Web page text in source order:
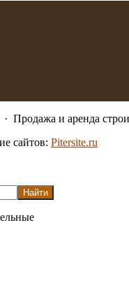
· Продажа и аренда
сайтов: Pitersite.ru